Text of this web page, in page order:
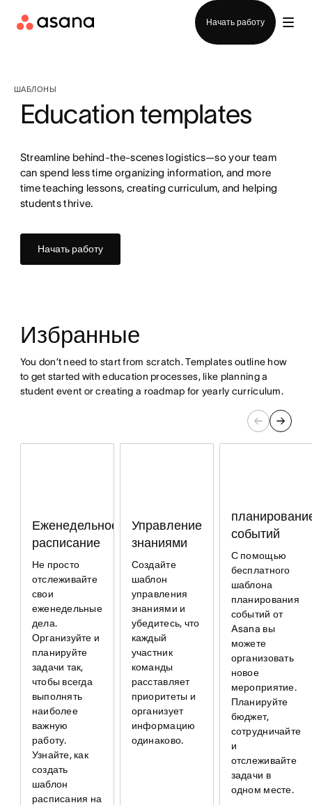
Начать работу
ШАБЛОНЫ
Education templates
Streamline behind-the-scenes logistics—so your team
can spend less time organizing information, and more
time teaching lessons, creating curriculum, and helping
students thrive.
Начать работу
Избранные
You don’t need to start from scratch. Templates outline how
to get started with education processes, like planning a
student event or creating a roadmap for yearly curriculum.
Еженедельное
расписание
Не просто
отслеживайте
свои
еженедельные
дела.
Организуйте и
планируйте
задачи так,
чтобы всегда
выполнять
наиболее
важную
работу.
Узнайте, как
создать
шаблон
расписания на
Управление
знаниями
Создайте
шаблон
управления
знаниями и
убедитесь, что
каждый
участник
команды
расставляет
приоритеты и
организует
информацию
одинаково.
событий
С помощью
бесплатного
шаблона
планирования
событий от
Asana вы
можете
организовать
новое
мероприятие.
Планируйте
бюджет,
сотрудничайте
и
отслеживайте
задачи в
одном месте.